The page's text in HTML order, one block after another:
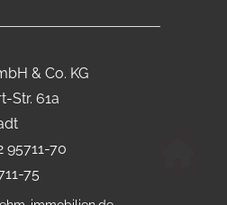
& Co. KG
Str. 61a
95711-70
75